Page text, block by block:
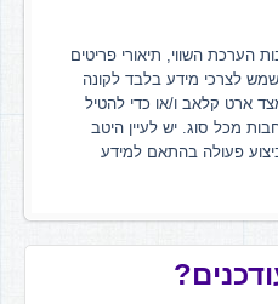
הערכת השווי, תיאורי פריטים
לצרכי מידע בלבד לקונה
ארט קלאב ו/או כדי להטיל
מכל סוג. יש לעיין היטב
פעולה בהתאם למידע